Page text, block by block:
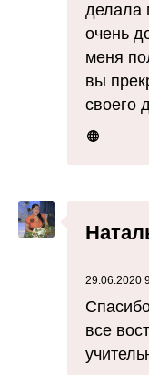
делала
очень
меня
вы
своего
29.06.2020
все